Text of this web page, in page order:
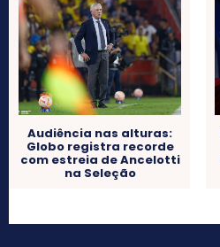
Audiência nas alturas:
Globo registra recorde
com estreia de Ancelotti
na Seleção